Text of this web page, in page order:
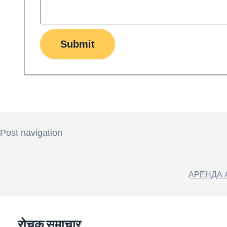
Submit
Post navigation
АРЕНДА